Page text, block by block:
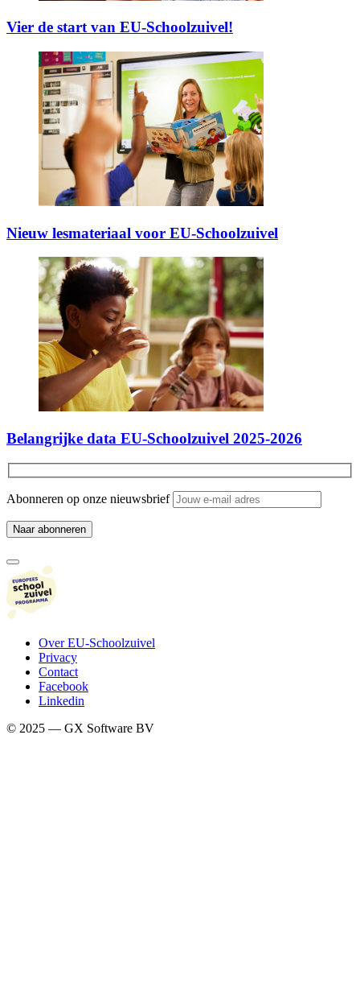
Vier de start van EU-Schoolzuivel!
Nieuw lesmateriaal voor EU-Schoolzuivel
Belangrijke data EU-Schoolzuivel 2025-2026
Abonneren op onze nieuwsbrief
Over EU-Schoolzuivel
Privacy
Contact
Facebook
Linkedin
© 2025 — GX Software BV